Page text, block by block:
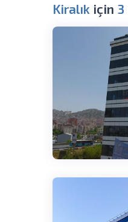
Kiralık için 3